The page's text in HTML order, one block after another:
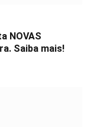
NOVAS
Saiba mais!